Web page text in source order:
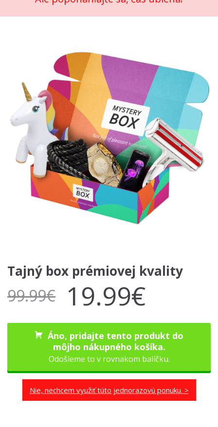
Tajný box prémiovej kvality
99.99€ 19.99€
Áno, pridajte tento produkt do
môjho nákupného košíka.
Odošleme to v rovnakom balíčku.
Nie, nechcem využiť túto jednorazovú ponuku. >